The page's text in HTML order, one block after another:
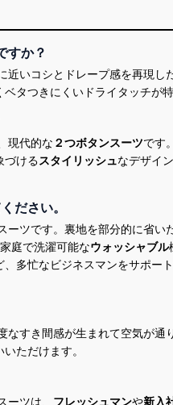
すか？
いコシとドレープ感を再現し
タつきにくいドライタッチが特
現代的な ２つボタンスーツです。
づけるスタイリッシュなデザイン
ださい。
ーツです。裏地を部分的に省い
庭で洗濯可能なウォッシャブル
、多忙なビジネスマンをサポー
すき間感が生まれて空気が通
ただけます。
ツは、 フレッシュマンや新入